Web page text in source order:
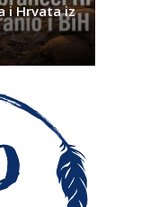
i Hrvata iz